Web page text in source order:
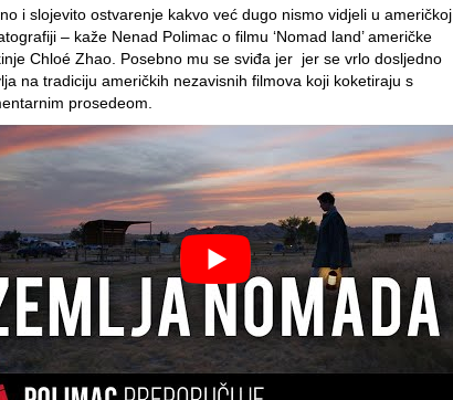
i slojevito ostvarenje kakvo već dugo nismo vidjeli u američkoj
– kaže Nenad Polimac o filmu ‘Nomad land’ američke
Chloé Zhao. Posebno mu se sviđa jer jer se vrlo dosljedno
na tradiciju američkih nezavisnih filmova koji koketiraju s
prosedeom.